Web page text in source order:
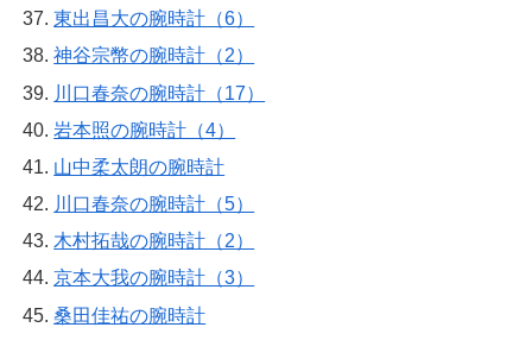
東出昌大の腕時計（6）
神谷宗幣の腕時計（2）
川口春奈の腕時計（17）
岩本照の腕時計（4）
山中柔太朗の腕時計
川口春奈の腕時計（5）
木村拓哉の腕時計（2）
京本大我の腕時計（3）
桑田佳祐の腕時計